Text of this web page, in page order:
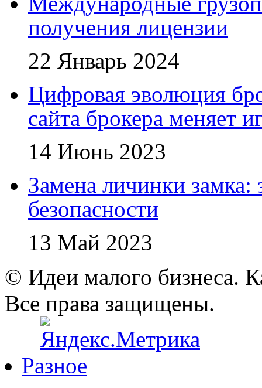
получения лицензии
22 Январь 2024
Цифровая эволюция
сайта брокера меняет
14 Июнь 2023
Замена личинки замка:
безопасности
13 Май 2023
© Идеи малого бизнеса.
Все права защищены.
Разное